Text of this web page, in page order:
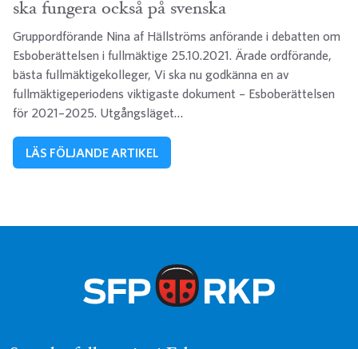
ska fungera också på svenska
Gruppordförande Nina af Hällströms anförande i debatten om
Esboberättelsen i fullmäktige 25.10.2021. Ärade ordförande,
bästa fullmäktigekolleger, Vi ska nu godkänna en av
fullmäktigeperiodens viktigaste dokument – Esboberättelsen
för 2021–2025. Utgångsläget…
LÄS FÖLJANDE ARTIKEL